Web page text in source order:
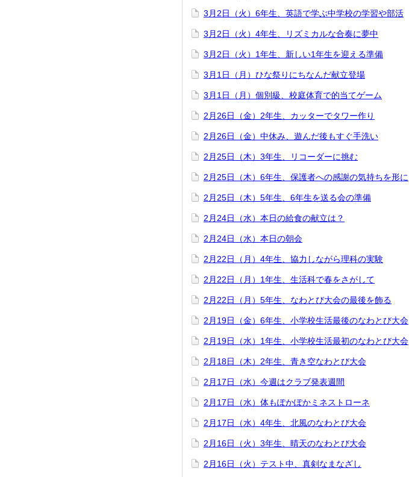
3月2日（火）6年生、英語で学ぶ中学校の学習や部活
3月2日（火）4年生、リズミカルな合奏に夢中
3月2日（火）1年生、新しい1年生を迎える準備
3月1日（月）ひな祭りにちなんだ献立登場
3月1日（月）個別級、校庭体育で的当てゲーム
2月26日（金）2年生、カッターでタワー作り
2月26日（金）中休み、遊んだ後もすぐ手洗い
2月25日（木）3年生、リコーダーに挑む
2月25日（木）6年生、保護者への感謝の気持ちを形に
2月25日（木）5年生、6年生を送る会の準備
2月24日（水）本日の給食の献立は？
2月24日（水）本日の朝会
2月22日（月）4年生、協力しながら理科の実験
2月22日（月）1年生、生活科で春をさがして
2月22日（月）5年生、なわとび大会の最後を飾る
2月19日（金）6年生、小学校生活最後のなわとび大会
2月19日（水）1年生、小学校生活最初のなわとび大会
2月18日（木）2年生、青き空なわとび大会
2月17日（水）今週はクラブ発表週間
2月17日（水）体もぽかぽかミネストローネ
2月17日（水）4年生、北風のなわとび大会
2月16日（火）3年生、晴天のなわとび大会
2月16日（火）テスト中、真剣なまなざし